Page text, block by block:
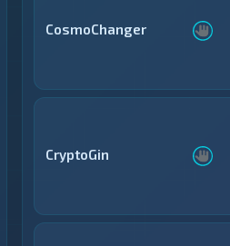
CosmoChanger
CryptoGin